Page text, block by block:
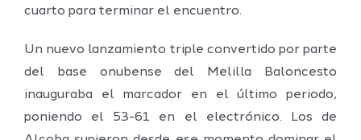
cuarto para terminar el encuentro.
Un nuevo lanzamiento triple convertido por parte
del base onubense del Melilla Baloncesto
inauguraba el marcador en el último periodo,
poniendo el 53-61 en el electrónico. Los de